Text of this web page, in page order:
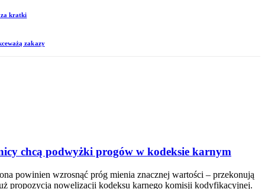
za kratki
zakazy
chcą podwyżki progów w kodeksie karnym
powinien wzrosnąć próg mienia znacznej wartości – przekonują
propozycja nowelizacji kodeksu karnego komisji kodyfikacyjnej.